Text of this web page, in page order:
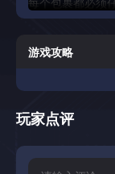
通过你的手。
游戏攻略
玩家点评